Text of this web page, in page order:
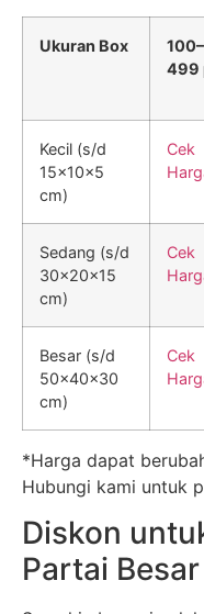
Ukuran Box
100–
499
Kecil (s/d
15x10x5
cm)
Cek
Sedang (s/d
30x20x15
cm)
Cek
Besar (s/d
50x40x30
cm)
Cek
*Harga dapat
Hubungi kami untuk
Diskon
Partai Besar